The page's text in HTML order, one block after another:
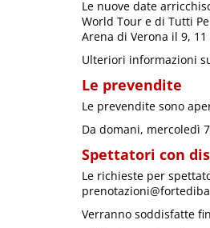
Le nuove date
World Tour e di Tutti
Arena di Verona il 9,
Ulteriori informazioni
Le prevendite
Le prevendite sono
Da domani, mercoledì
Spettatori con
Le richieste per
Verranno soddisfatte